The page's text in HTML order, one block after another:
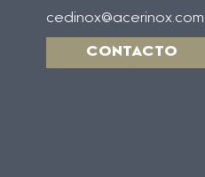
cedinox@acerinox.com
CONTACTO